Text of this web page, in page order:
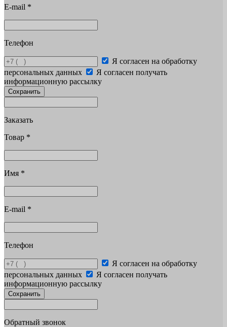
E-mail *
Телефон
Я согласен на обработку
персональных данных
Я согласен получать
информационную рассылку
Сохранить
Заказать
Товар *
Имя *
E-mail *
Телефон
Я согласен на обработку
персональных данных
Я согласен получать
информационную рассылку
Сохранить
Обратный звонок